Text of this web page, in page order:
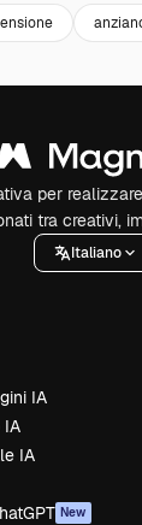
per
tra creativi,
Italiano
IA
IA
IA
New